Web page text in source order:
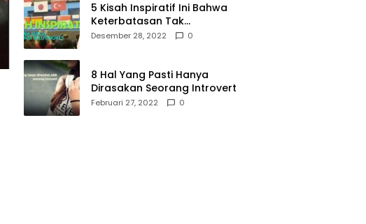
5 Kisah Inspiratif Ini Bahwa
Keterbatasan Tak
Menghalangi Segalanya
Desember 28, 2022 0
8 Hal Yang Pasti Hanya
Dirasakan Seorang Introvert
Februari 27, 2022 0